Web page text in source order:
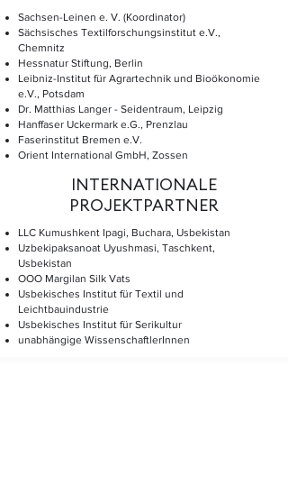
Sachsen-Leinen e. V. (Koordinator)
Sächsisches Textilforschungsinstitut e.V.,
Chemnitz
Hessnatur Stiftung, Berlin
Leibniz-Institut für Agrartechnik und Bioökonomie
e.V., Potsdam
Dr. Matthias Langer - Seidentraum, Leipzig
Hanffaser Uckermark e.G., Prenzlau
Faserinstitut Bremen e.V.
Orient International GmbH, Zossen
INTERNATIONALE
PROJEKTPARTNER
LLC Kumushkent Ipagi, Buchara, Usbekistan
Uzbekipaksanoat Uyushmasi, Taschkent,
Usbekistan
OOO Margilan Silk Vats
Usbekisches Institut für Textil und
Leichtbauindustrie
Usbekisches Institut für Serikultur
unabhängige WissenschaftlerInnen